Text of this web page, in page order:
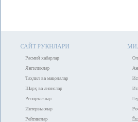
САЙТ РУКНЛАРИ
Расмий хабарлар
Янгиликлар
Таҳлил ва мақолалар
Шарҳ ва анонслар
Репортажлар
Интервьюлар
Рейтинглар